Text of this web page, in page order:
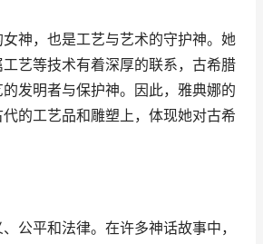
神，也是工艺与艺术的守护神。她
艺等技术有着深厚的联系，古希腊
发明者与保护神。因此，雅典娜的
的工艺品和雕塑上，体现她对古希
公平和法律。在许多神话故事中，